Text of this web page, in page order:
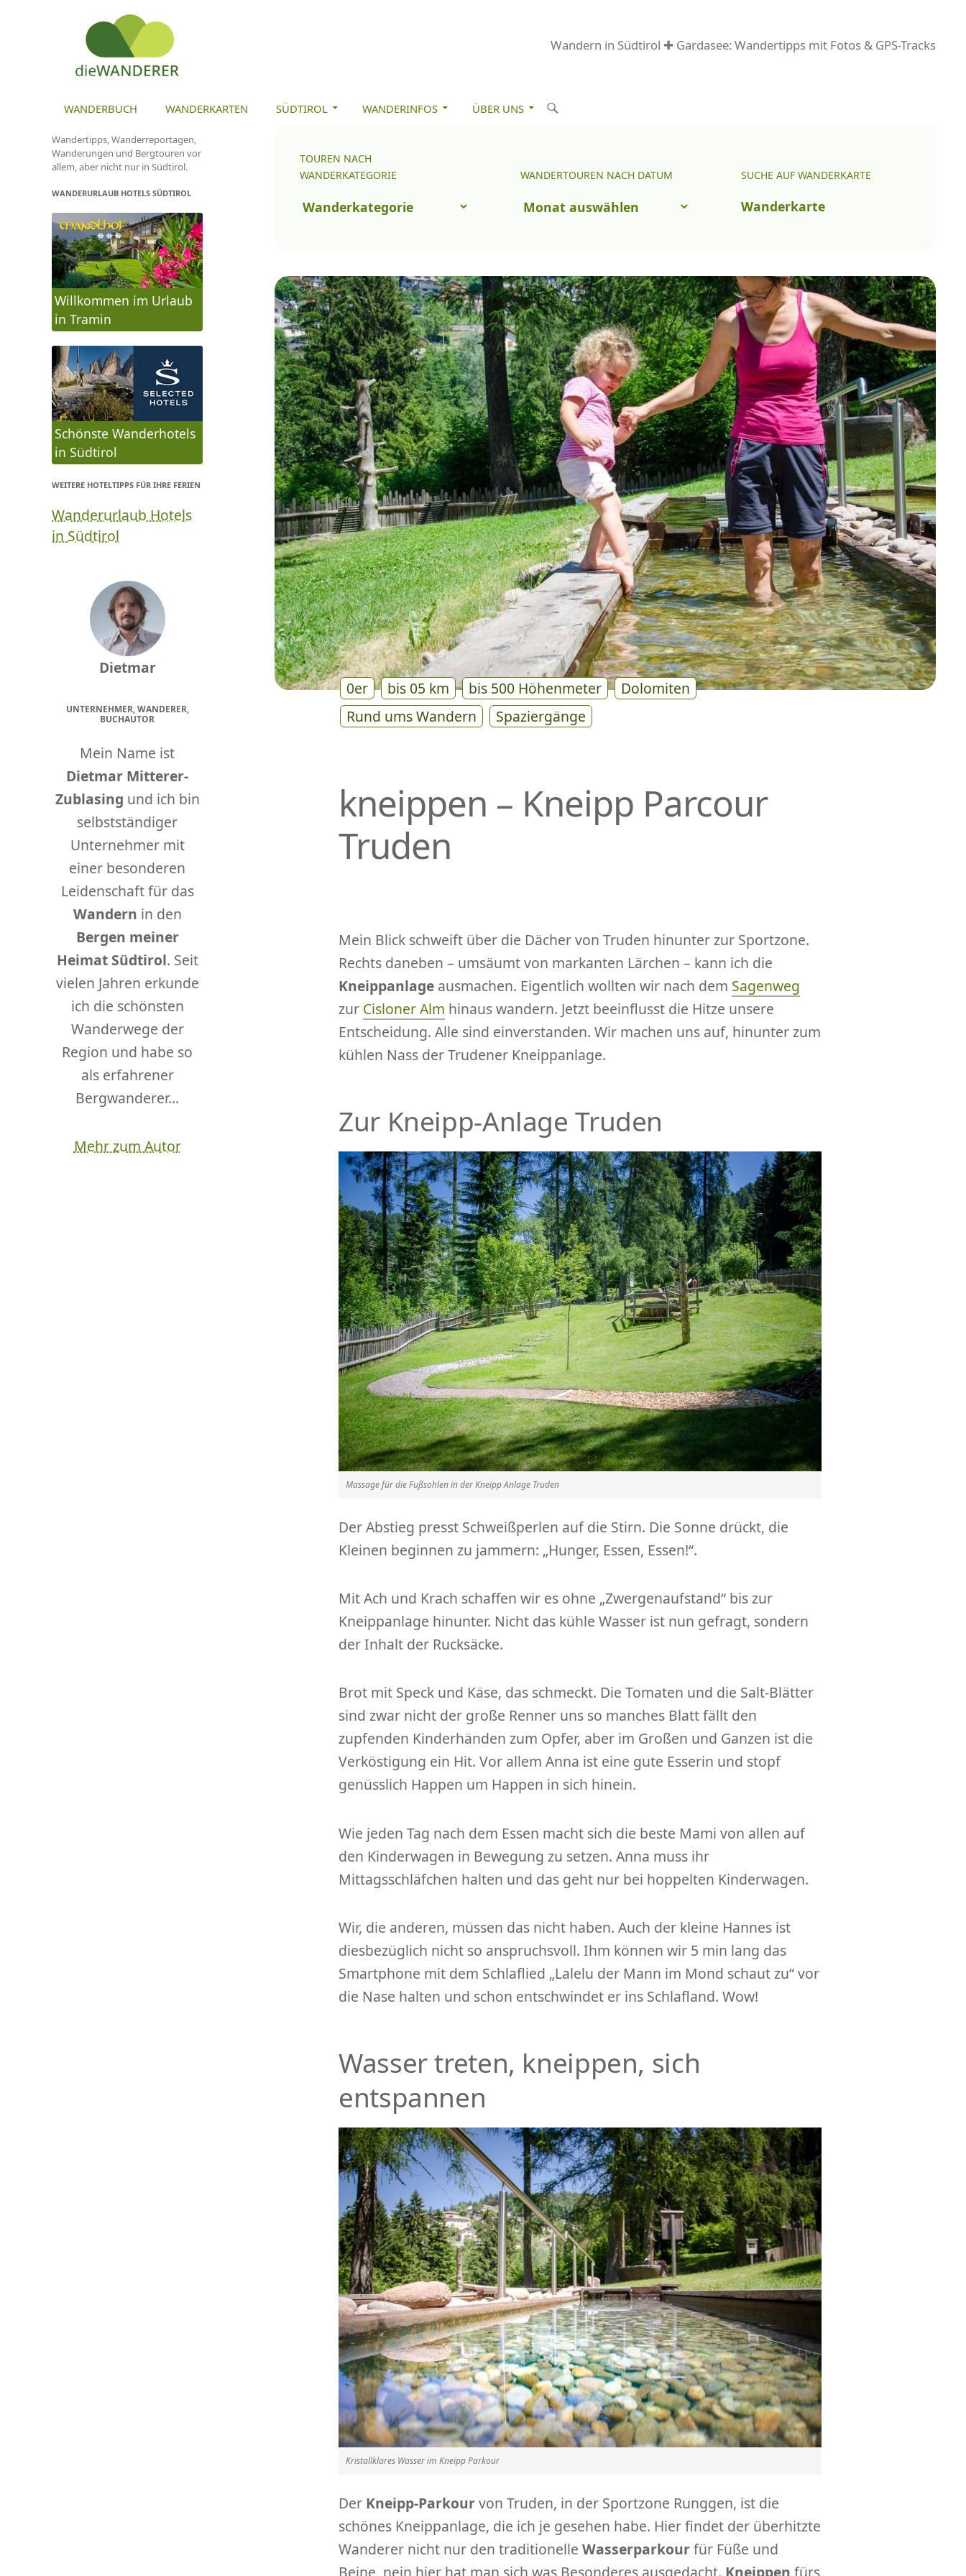
Wandern in Südtirol ✚ Gardasee: Wandertipps mit Fotos & GPS-Tracks
S
h
n
WANDERBUCH WANDERKARTEN SÜDTIROL WANDERINFOS ÜBER UNS
TOUREN NACH
WANDERKATEGORIE
Touren
WANDERTOUREN NACH DATUM
nach
Datum
SUCHE AUF WANDERKARTE
Wanderkarte
0er bis 05 km bis 500 Höhenmeter
Dolomiten
Rund ums Wandern
Spaziergänge
kneippen – Kneipp Parcour
Truden
Mein Blick schweift über die Dächer von Truden hinunter zur Sportzone.
Rechts daneben – umsäumt von markanten Lärchen – kann ich die
Kneippanlage ausmachen. Eigentlich wollten wir nach dem Sagenweg
zur Cisloner Alm hinaus wandern. Jetzt beeinflusst die Hitze unsere
Entscheidung. Alle sind einverstanden. Wir machen uns auf, hinunter zum
kühlen Nass der Trudener Kneippanlage.
Zur Kneipp-Anlage Truden
Massage für die Fußsohlen in der Kneipp Anlage Truden
Der Abstieg presst Schweißperlen auf die Stirn. Die Sonne drückt, die
Kleinen beginnen zu jammern: „Hunger, Essen, Essen!“.
Mit Ach und Krach schaffen wir es ohne „Zwergenaufstand“ bis zur
Kneippanlage hinunter. Nicht das kühle Wasser ist nun gefragt, sondern
der Inhalt der Rucksäcke.
Brot mit Speck und Käse, das schmeckt. Die Tomaten und die Salt-Blätter
sind zwar nicht der große Renner uns so manches Blatt fällt den
zupfenden Kinderhänden zum Opfer, aber im Großen und Ganzen ist die
Verköstigung ein Hit. Vor allem Anna ist eine gute Esserin und stopf
genüsslich Happen um Happen in sich hinein.
Wie jeden Tag nach dem Essen macht sich die beste Mami von allen auf
den Kinderwagen in Bewegung zu setzen. Anna muss ihr
Mittagsschläfchen halten und das geht nur bei hoppelten Kinderwagen.
Wir, die anderen, müssen das nicht haben. Auch der kleine Hannes ist
diesbezüglich nicht so anspruchsvoll. Ihm können wir 5 min lang das
Smartphone mit dem Schlaflied „Lalelu der Mann im Mond schaut zu“ vor
die Nase halten und schon entschwindet er ins Schlafland. Wow!
Wasser treten, kneippen, sich
entspannen
Kristallklares Wasser im Kneipp Parkour
Der Kneipp-Parkourvon Truden, in der Sportzone Runggen, ist die
schönes Kneippanlage, die ich je gesehen habe. Hier findet der überhitzte
Wanderer nicht nur den traditionelle Wasserparkourfür Füße und
Beine, nein hier hat man sich was Besonderes ausgedacht. Kneippen fürs
Wandertipps, Wanderreportagen,
Wanderungen und Bergtouren vor
allem, aber nicht nur in Südtirol.
WANDERURLAUB HOTELS SÜDTIROL
Willkommen im Urlaub
in Tramin
Schönste Wanderhotels
in Südtirol
WEITERE HOTELTIPPS FÜR IHRE FERIEN
Wanderurlaub Hotels
in Südtirol
Dietmar
UNTERNEHMER, WANDERER,
BUCHAUTOR
Mein Name ist
Dietmar Mitterer-
Zublasing und ich bin
selbstständiger
Unternehmer mit
einer besonderen
Leidenschaft für das
Wandern in den
Bergen meiner
Heimat Südtirol. Seit
vielen Jahren erkunde
ich die schönsten
Wanderwege der
Region und habe so
als erfahrener
Bergwanderer...
Mehr zum Autor